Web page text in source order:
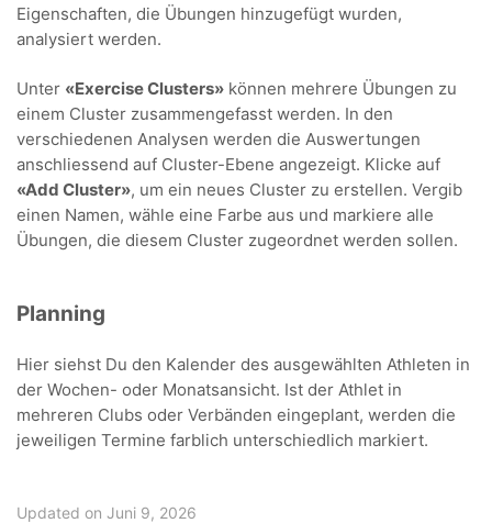
Eigenschaften, die Übungen hinzugefügt wurden,
analysiert werden.
Unter «Exercise Clusters» können mehrere Übungen zu
einem Cluster zusammengefasst werden. In den
verschiedenen Analysen werden die Auswertungen
anschliessend auf Cluster-Ebene angezeigt. Klicke auf
«Add Cluster», um ein neues Cluster zu erstellen. Vergib
einen Namen, wähle eine Farbe aus und markiere alle
Übungen, die diesem Cluster zugeordnet werden sollen.
Planning
Hier siehst Du den Kalender des ausgewählten Athleten in
der Wochen- oder Monatsansicht. Ist der Athlet in
mehreren Clubs oder Verbänden eingeplant, werden die
jeweiligen Termine farblich unterschiedlich markiert.
Updated on Juni 9, 2026